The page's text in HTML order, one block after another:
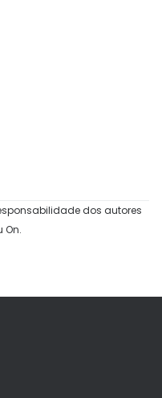
dos autores
On.